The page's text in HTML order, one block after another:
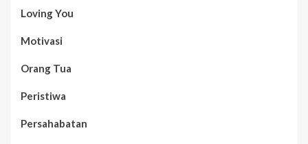
Loving You
Motivasi
Orang Tua
Peristiwa
Persahabatan